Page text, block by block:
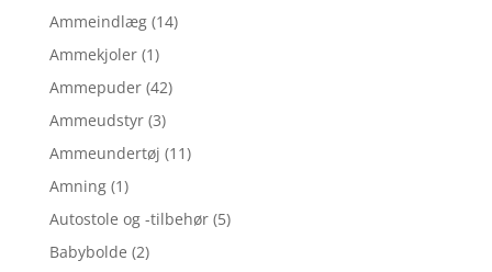
Ammeindlæg (14)
Ammekjoler (1)
Ammepuder (42)
Ammeudstyr (3)
Ammeundertøj (11)
Amning (1)
Autostole og -tilbehør (5)
Babybolde (2)